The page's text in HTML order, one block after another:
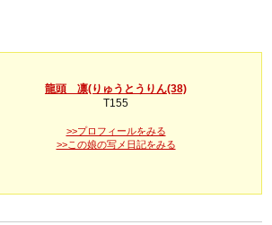
龍頭 凛(りゅうとうりん(38)
T155
>>プロフィールをみる
>>この娘の写メ日記をみる